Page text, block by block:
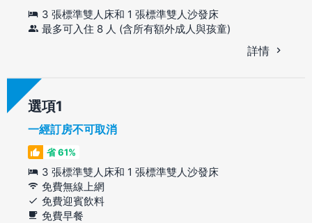
3 張標準雙人床和 1 張標準雙人沙發床
最多可入住 8 人 (含所有額外成人與孩童)
詳情
選項
一經訂房不可取消
省 61%
3 張標準雙人床和 1 張標準雙人沙發床
免費無線上網
免費迎賓飲料
免費早餐